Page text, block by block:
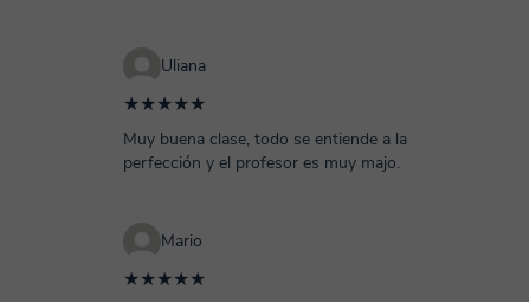
Uliana
★★★★★
Muy buena clase, todo se entiende a la
perfección y el profesor es muy majo.
Mario
★★★★★